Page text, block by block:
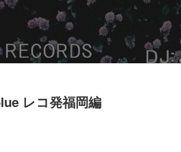
レコ発福岡編